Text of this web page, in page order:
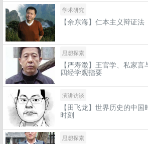
学术研究
【余东海】仁本主义辩证法
思想探索
【严寿澂】王官学、私家
四经学观指要
演讲访谈
【田飞龙】世界历史的中
时刻
思想探索